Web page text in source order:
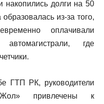
накопились долги на 50
из-за того,
оплачивали
где
ГТП РК, руководители
привлечены к